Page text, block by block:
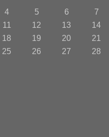
4 5 6 7
11 12 13 14
18 19 20 21
25 26 27 28